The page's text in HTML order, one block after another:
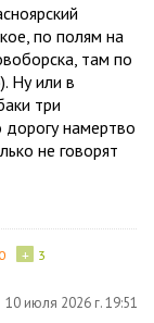
по полям на
там по
Ну или в
три
дорогу намертво
не говорят
+ 3
0
10 июля 2026 г. 19:51